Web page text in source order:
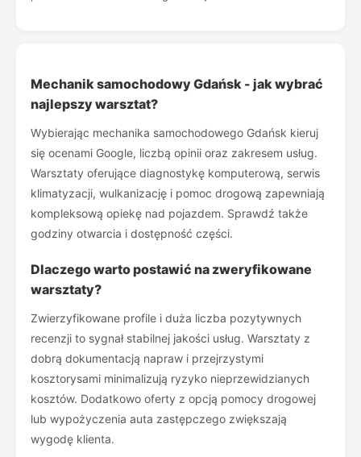
Mechanik samochodowy Gdańsk - jak wybrać
najlepszy warsztat?
Wybierając mechanika samochodowego Gdańsk kieruj
się ocenami Google, liczbą opinii oraz zakresem usług.
Warsztaty oferujące diagnostykę komputerową, serwis
klimatyzacji, wulkanizację i pomoc drogową zapewniają
kompleksową opiekę nad pojazdem. Sprawdź także
godziny otwarcia i dostępność części.
Dlaczego warto postawić na zweryfikowane
warsztaty?
Zwierzyfikowane profile i duża liczba pozytywnych
recenzji to sygnał stabilnej jakości usług. Warsztaty z
dobrą dokumentacją napraw i przejrzystymi
kosztorysami minimalizują ryzyko nieprzewidzianych
kosztów. Dodatkowo oferty z opcją pomocy drogowej
lub wypożyczenia auta zastępczego zwiększają
wygodę klienta.